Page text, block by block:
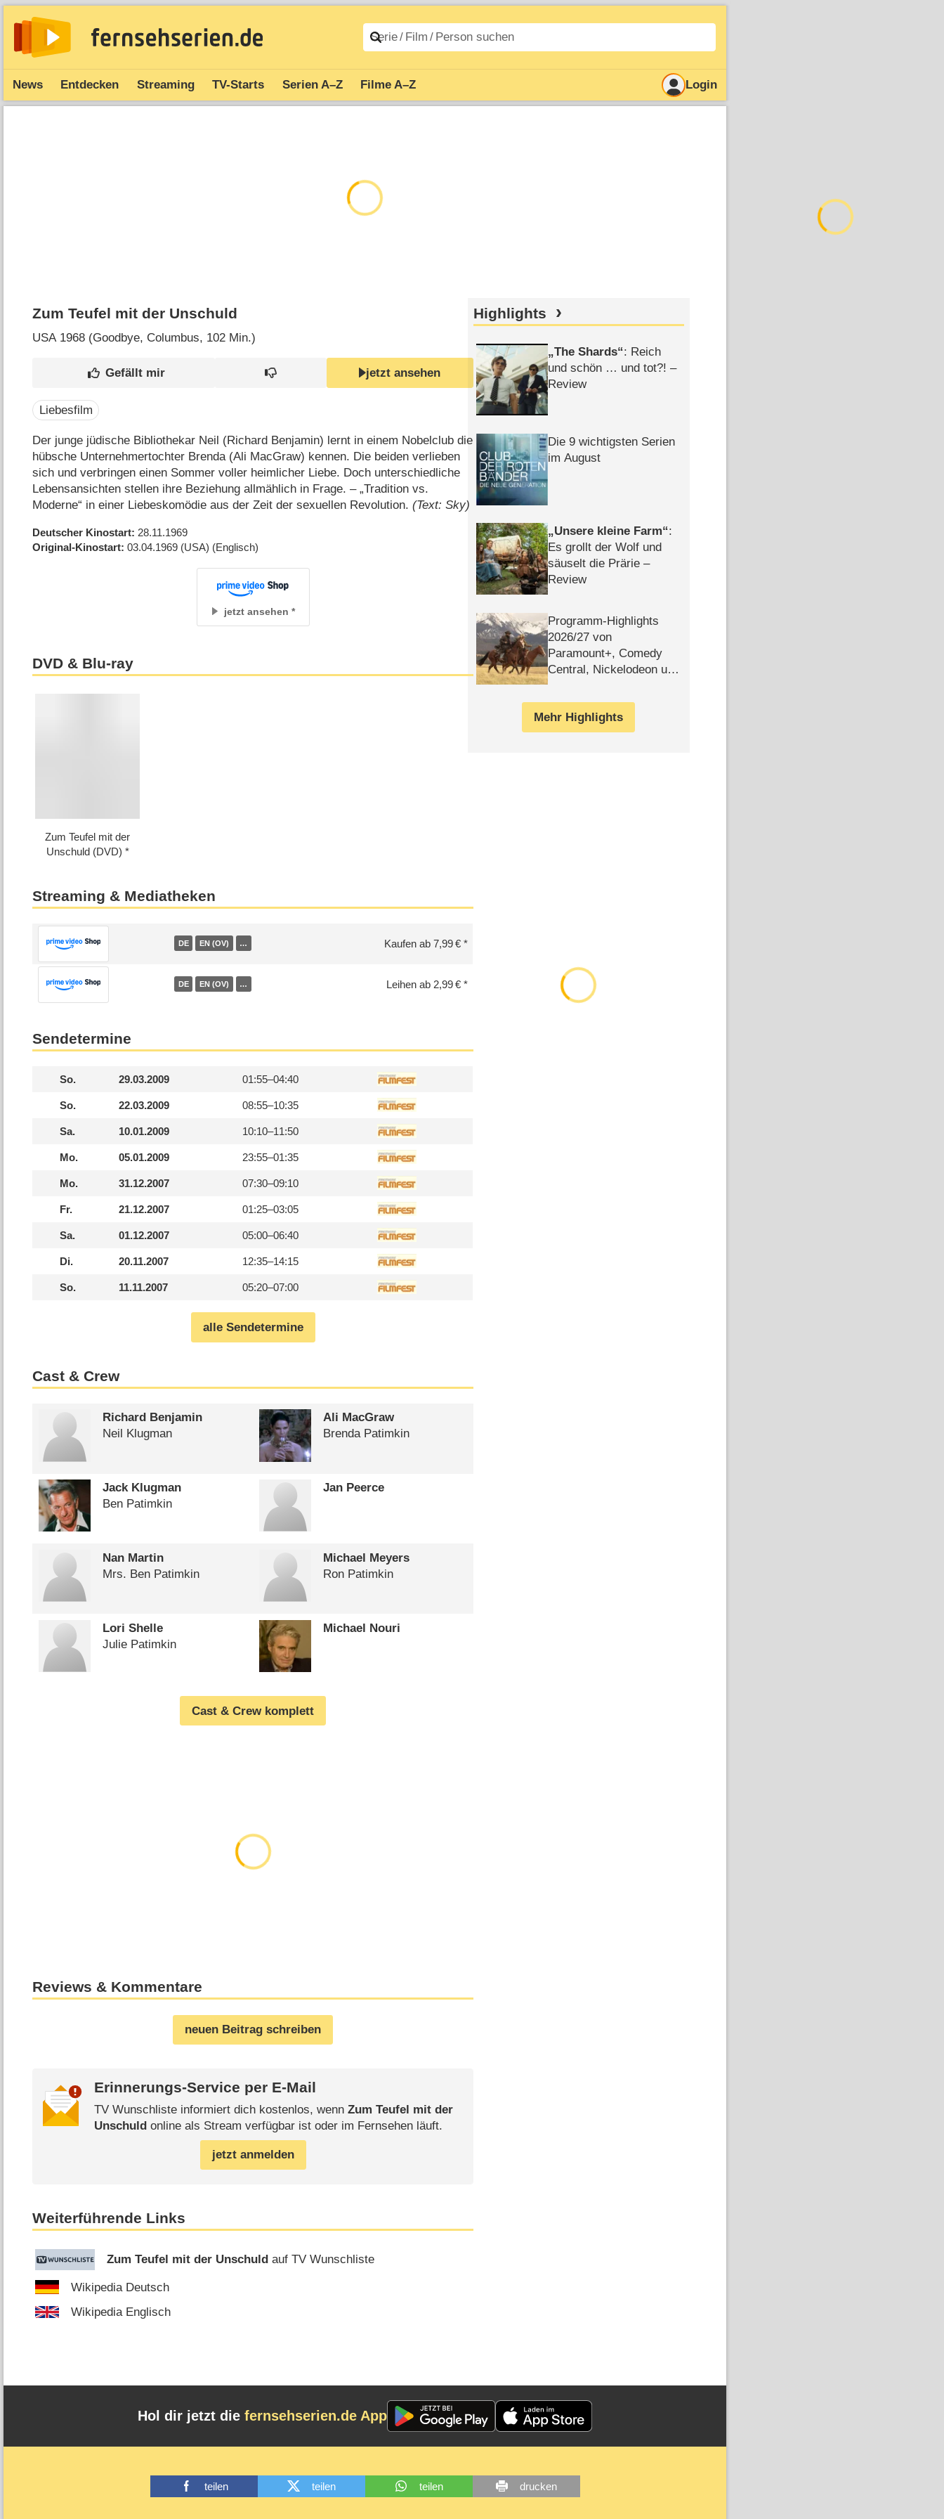
News Entdecken Streaming TV-Starts Serien A–Z Filme A–Z Login
Zum Teufel mit der Unschuld
USA1968 (Goodbye, Columbus‎, 102 Min.)
jetzt ansehen
Liebesfilm
Der junge jüdische Bibliothekar Neil (Richard Benjamin) lernt in einem Nobelclub die
hübsche Unternehmertochter Brenda (Ali MacGraw) kennen. Die beiden verlieben
sich und verbringen einen Sommer voller heimlicher Liebe. Doch unterschiedliche
Lebensansichten stellen ihre Beziehung allmählich in Frage. – „Tradition vs.
Moderne“ in einer Liebeskomödie aus der Zeit der sexuellen Revolution.(Text: Sky)
Deutscher Kinostart 28.11.1969
Original-Kinostart 03.04.1969 (USA) (Englisch)
jetzt ansehen
DVD & Blu-ray
Zum Teufel mit der
Unschuld (DVD)
Streaming & Mediatheken
DE EN (OV) … Kaufen ab 7,99 €
DE EN (OV) … Leihen ab 2,99 €
Sendetermine
So. 29.03.2009 01:55–04:40
So. 22.03.2009 08:55–10:35
Sa. 10.01.2009 10:10–11:50
Mo. 05.01.2009 23:55–01:35
Mo. 31.12.2007 07:30–09:10
Fr. 21.12.2007 01:25–03:05
Sa. 01.12.2007 05:00–06:40
Di. 20.11.2007 12:35–14:15
So. 11.11.2007 05:20–07:00
alle Sendetermine
Cast & Crew
Richard Benjamin
Neil Klugman
Ali MacGraw
Brenda Patimkin
Jack Klugman
Ben Patimkin
Jan Peerce
Nan Martin
Mrs. Ben Patimkin
Michael Meyers
Ron Patimkin
Lori Shelle
Julie Patimkin
Michael Nouri
Cast & Crew komplett
Reviews & Kommentare
neuen Beitrag schreiben
Erinnerungs-Service per E-Mail
TV Wunschliste informiert dich kostenlos, wenn Zum Teufel mit der
Unschuldonline als Stream verfügbar ist oder im Fernsehen läuft.
jetzt anmelden
Weiterführende Links
Zum Teufel mit der Unschuld auf TV Wunschliste
Wikipedia Deutsch
Wikipedia Englisch
Highlights
The Shards : Reich
und schön … und tot?! –
Review
Die 9 wichtigsten Serien
im August
Unsere kleine Farm :
Es grollt der Wolf und
säuselt die Prärie –
Review
Programm-Highlights
2026/​27 von
Paramount+, Comedy
Central, Nickelodeon und
Mehr Highlights
Hol dir jetzt die fernsehserien.de App
teilen teilen teilen drucken